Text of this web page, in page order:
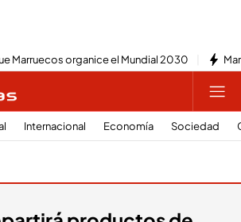
Marruecos organice el Mundial 2030
Internacional Economía Sociedad